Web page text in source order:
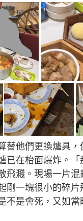
替他們更換爐具，
已在枱面爆炸。「
飛濺。現場一片混
剛一塊很小的碎片
不是會死，又如當